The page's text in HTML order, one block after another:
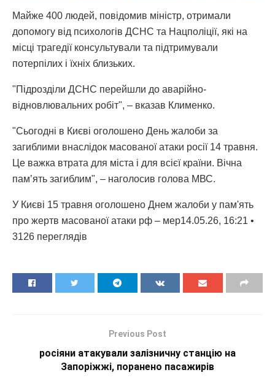
Майже 400 людей, повідомив міністр, отримали
допомогу від психологів ДСНС та Нацполіції, які на
місці трагедії консультували та підтримували
потерпілих і їхніх близьких.
"Підрозділи ДСНС перейшли до аварійно-
відновлювальних робіт", – вказав Клименко.
"Сьогодні в Києві оголошено День жалоби за
загиблими внаслідок масованої атаки росії 14 травня.
Це важка втрата для міста і для всієї країни. Вічна
памʼять загиблим", – наголосив голова МВС.
У Києві 15 травня оголошено Днем жалоби у пам'ять
про жертв масованої атаки рф – мер14.05.26, 16:21 •
3126 переглядiв
Previous Post
росіяни атакували залізничну станцію на
Запоріжжі, поранено пасажирів